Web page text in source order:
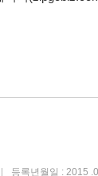
등록년월일 : 2015